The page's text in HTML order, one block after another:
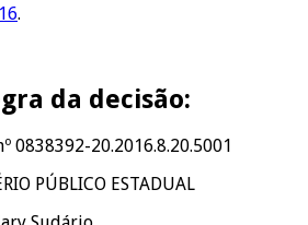
.
da decisão:
0838392-20.2016.8.20.5001
PÚBLICO ESTADUAL